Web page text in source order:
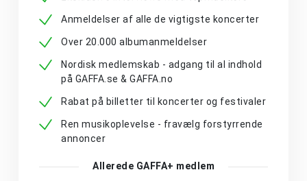
Anmeldelser af alle de vigtigste koncerter
Over 20.000 albumanmeldelser
Nordisk medlemskab - adgang til al indhold
på GAFFA.se & GAFFA.no
Rabat på billetter til koncerter og festivaler
Ren musikoplevelse - fravælg forstyrrende
annoncer
Allerede GAFFA+ medlem